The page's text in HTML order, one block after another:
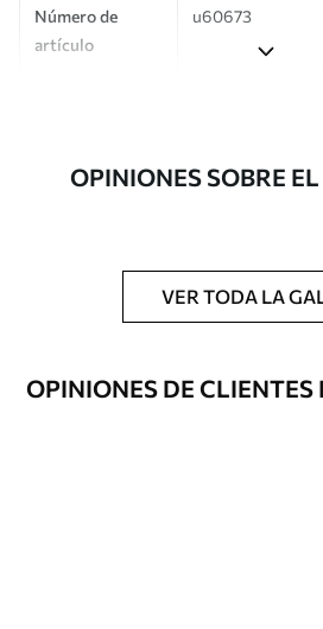
Número de
artículo
u60673
Adicionalmente
Disponible con
esponja suave.
recubrimiento de
Método de
Hasta 360 cm
OPINIONES SOBRE
VER TODA LA
OPINIONES DE